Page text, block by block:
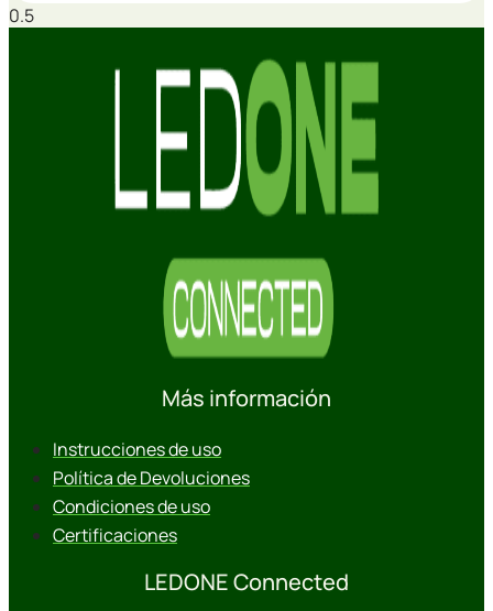
Más información
Instrucciones de uso
Política de Devoluciones
Condiciones de uso
Certificaciones
LEDONE Connected